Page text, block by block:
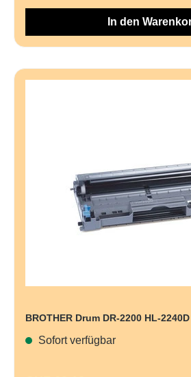
In den
BROTHER Drum DR-2200 HL-
Sofort verfügbar